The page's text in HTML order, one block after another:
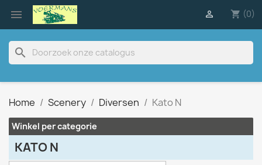
 shopping_cart (0)

search
Home Scenery Diversen Kato N
Winkel per categorie
KATO N